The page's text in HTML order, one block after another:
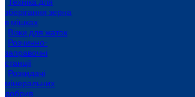
зберігання зерна
в мішках
Візки для жаток
Розчинно-
заправочні
станції
Розкидачі
мінеральних
добрив